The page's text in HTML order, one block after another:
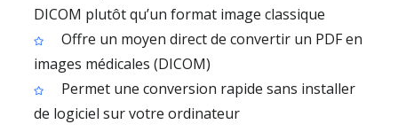
DICOM plutôt qu’un format image classique
Offre un moyen direct de convertir un PDF en
images médicales (DICOM)
Permet une conversion rapide sans installer
de logiciel sur votre ordinateur